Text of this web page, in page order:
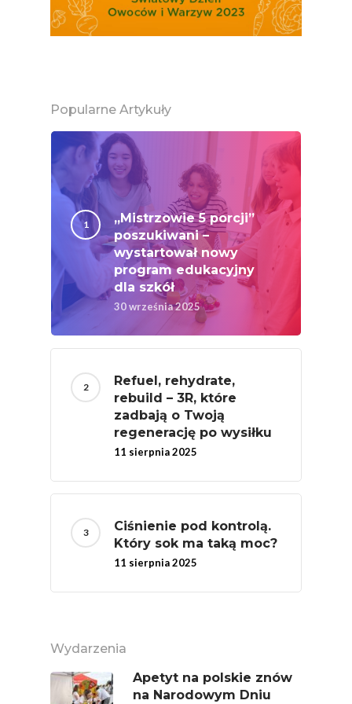
Popularne Artykuły
„Mistrzowie 5 porcji”
poszukiwani –
wystartował nowy
program edukacyjny
dla szkół
30 września 2025
Refuel, rehydrate,
rebuild – 3R, które
zadbają o Twoją
regenerację po wysiłku
11 sierpnia 2025
Ciśnienie pod kontrolą.
Który sok ma taką moc?
11 sierpnia 2025
Wydarzenia
Apetyt na polskie znów
na Narodowym Dniu
Narodowe Badania
Federacja
Związków
Rolnych – Ziemniaki
Jedz Owoce I
Nich Największa
Skrywa!
Festiwal Młody
Ziemniak
Jemy Eko Warzywa I
Polskie Forum
Ekologicznej
Chrup Owoce, Jedz
Warzywa I Owoce
Good Move
Rolników Ojczyzna
Badania